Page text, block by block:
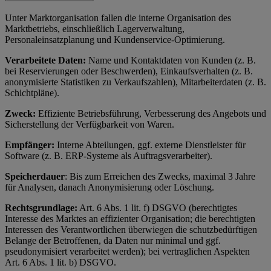
Unter Marktorganisation fallen die interne Organisation des
Marktbetriebs, einschließlich Lagerverwaltung,
Personaleinsatzplanung und Kundenservice-Optimierung.
Verarbeitete Daten: Name und Kontaktdaten von Kunden (z. B.
bei Reservierungen oder Beschwerden), Einkaufsverhalten (z. B.
anonymisierte Statistiken zu Verkaufszahlen), Mitarbeiterdaten (z. B.
Schichtpläne).
Zweck: Effiziente Betriebsführung, Verbesserung des Angebots und
Sicherstellung der Verfügbarkeit von Waren.
Empfänger: Interne Abteilungen, ggf. externe Dienstleister für
Software (z. B. ERP-Systeme als Auftragsverarbeiter).
Speicherdauer: Bis zum Erreichen des Zwecks, maximal 3 Jahre
für Analysen, danach Anonymisierung oder Löschung.
Rechtsgrundlage: Art. 6 Abs. 1 lit. f) DSGVO (berechtigtes
Interesse des Marktes an effizienter Organisation; die berechtigten
Interessen des Verantwortlichen überwiegen die schutzbedürftigen
Belange der Betroffenen, da Daten nur minimal und ggf.
pseudonymisiert verarbeitet werden); bei vertraglichen Aspekten
Art. 6 Abs. 1 lit. b) DSGVO.